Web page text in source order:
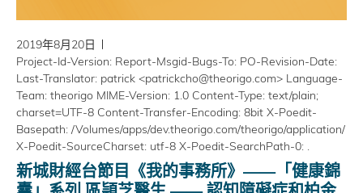
2019年8月20日
Project-Id-Version: Report-Msgid-Bugs-To: PO-Revision-Date:
Last-Translator: patrick <patrickcho@theorigo.com> Language-
Team: theorigo MIME-Version: 1.0 Content-Type: text/plain;
charset=UTF-8 Content-Transfer-Encoding: 8bit X-Poedit-
Basepath: /Volumes/apps/dev.theorigo.com/theorigo/application/
X-Poedit-SourceCharset: utf-8 X-Poedit-SearchPath-0: .
新城財經台節目《我的事務所》——「健康錦